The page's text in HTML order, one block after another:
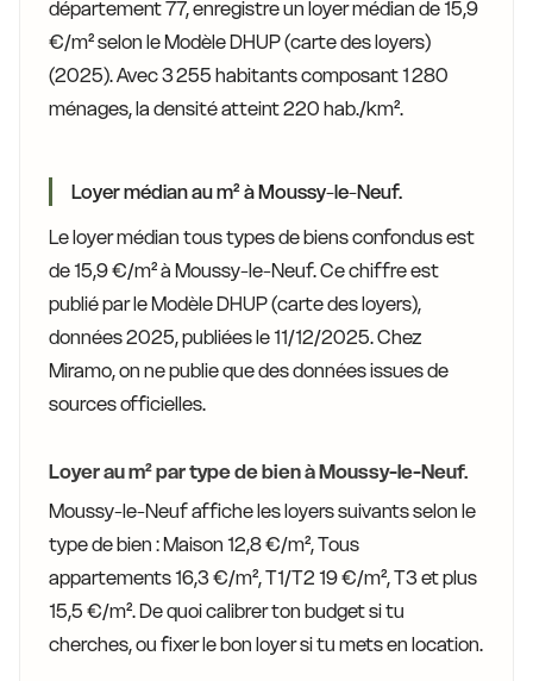
département 77, enregistre un loyer médian de 15,9
€/m² selon le Modèle DHUP (carte des loyers)
(2025). Avec 3 255 habitants composant 1 280
ménages, la densité atteint 220 hab./km².
Loyer médian au m² à Moussy-le-Neuf.
Le loyer médian tous types de biens confondus est
de 15,9 €/m² à Moussy-le-Neuf. Ce chiffre est
publié par le Modèle DHUP (carte des loyers),
données 2025, publiées le 11/12/2025. Chez
Miramo, on ne publie que des données issues de
sources officielles.
Loyer au m² par type de bien à Moussy-le-Neuf.
Moussy-le-Neuf affiche les loyers suivants selon le
type de bien : Maison 12,8 €/m², Tous
appartements 16,3 €/m², T1/T2 19 €/m², T3 et plus
15,5 €/m². De quoi calibrer ton budget si tu
cherches, ou fixer le bon loyer si tu mets en location.